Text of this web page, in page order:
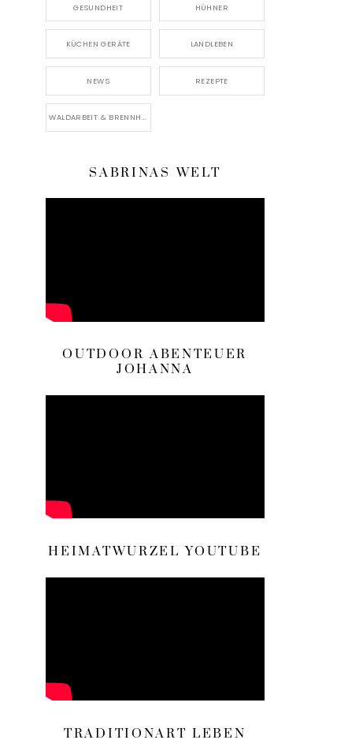
GESUNDHEIT HÜHNER
KÜCHEN GERÄTE LANDLEBEN
NEWS REZEPTE
WALDARBEIT & BRENNHOLZ
SABRINAS WELT
OUTDOOR ABENTEUER
JOHANNA
HEIMATWURZEL YOUTUBE
TRADITIONART LEBEN